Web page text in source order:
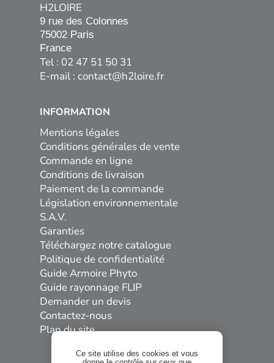
H2LOIRE
9 rue des Colonnes
75002 Paris
France
Tel : 02 47 51 50 31
E-mail : contact@h2loire.fr
INFORMATION
Mentions légales
Conditions générales de vente
Commande en ligne
Conditions de livraison
Paiement de la commande
Législation environnementale
S.A.V.
Garanties
Téléchargez notre catalogue
Politique de confidentialité
Guide Armoire Phyto
Guide rayonnage FLIP
Demander un devis
Contactez-nous
Plan du site
Ce site utilise des cookies et vous